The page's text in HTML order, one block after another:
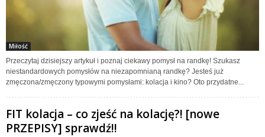
Miłość
Przeczytaj dzisiejszy artykuł i poznaj ciekawy pomysł na randkę! Szukasz
niestandardowych pomysłów na niezapomnianą randkę? Jesteś już
zmęczona/zmęczony typowymi pomysłami: kolacja i kino? Oto przydatne...
FIT kolacja – co zjeść na kolację?! [nowe
PRZEPISY] sprawdź!!